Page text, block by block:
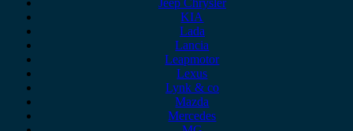
Jeep Chrysler
KIA
Lada
Lancia
Leapmotor
Lexus
Lynk & co
Mazda
Mercedes